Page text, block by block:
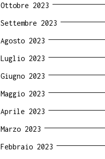
Ottobre 2023
Settembre 2023
Agosto 2023
Luglio 2023
Giugno 2023
Maggio 2023
Aprile 2023
Marzo 2023
Febbraio 2023